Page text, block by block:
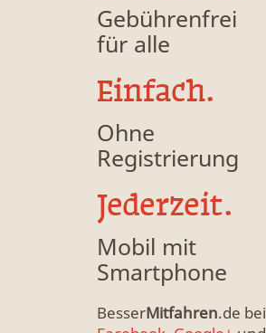
Gebührenfrei
für alle
Einfach.
Ohne
Registrierung
Jederzeit.
Mobil mit
Smartphone
BesserMitfahren.de bei